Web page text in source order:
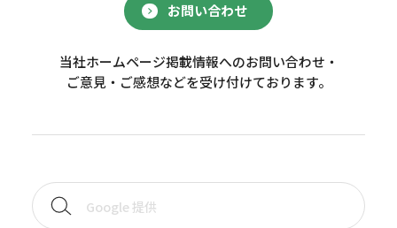
お問い合わせ
当社ホームページ掲載情報へのお問い合わせ・
ご意見・ご感想などを受け付けております。